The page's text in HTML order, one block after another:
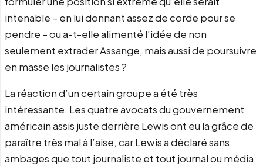
intenable – en lui donnant assez de corde pour se
pendre – ou a-t-elle alimenté l’idée de non
seulement extrader Assange, mais aussi de poursuivre
en masse les journalistes ?
La réaction d’un certain groupe a été très
intéressante. Les quatre avocats du gouvernement
américain assis juste derrière Lewis ont eu la grâce de
paraître très mal à l’aise, car Lewis a déclaré sans
ambages que tout journaliste et tout journal ou média